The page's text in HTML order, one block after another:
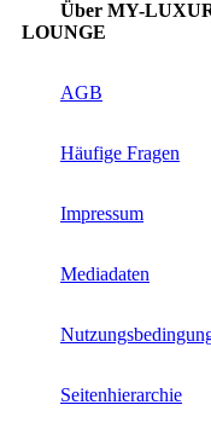
Über MY-
LOUNGE
AGB
Häufige Fragen
Impressum
Mediadaten
Seitenhierarchie